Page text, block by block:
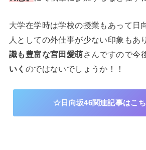
大学在学時は学校の授業もあって日
人としての外仕事が少ない印象もあ
識も豊富な宮田愛萌さんですので今
いく のではないでしょうか！！
☆日向坂46関連記事はこ